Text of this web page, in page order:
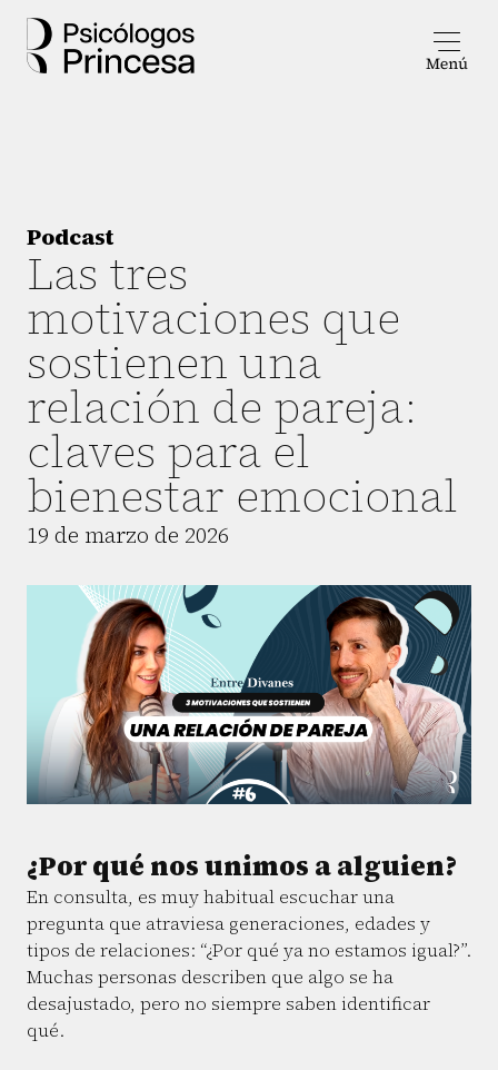
Podcast
Las tres
motivaciones que
sostienen una
relación de pareja:
claves para el
bienestar emocional
19 de marzo de 2026
¿Por qué nos unimos a alguien?
En consulta, es muy habitual escuchar una
pregunta que atraviesa generaciones, edades y
tipos de relaciones: “¿Por qué ya no estamos igual?”.
Muchas personas describen que algo se ha
desajustado, pero no siempre saben identificar
qué.